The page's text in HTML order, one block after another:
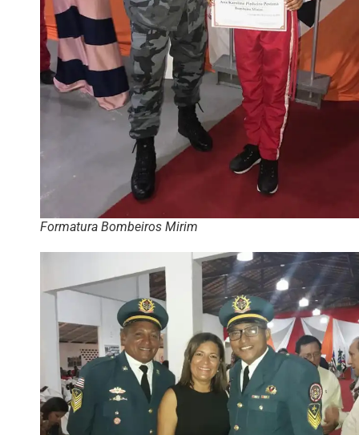
Formatura Bombeiros Mirim